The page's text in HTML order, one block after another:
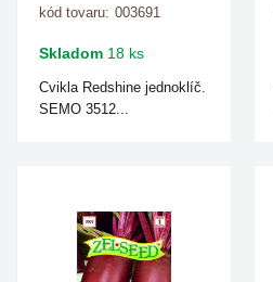
kód tovaru: 003691
Skladom 18 ks
Cvikla Redshine jednoklíč.
SEMO 3512...